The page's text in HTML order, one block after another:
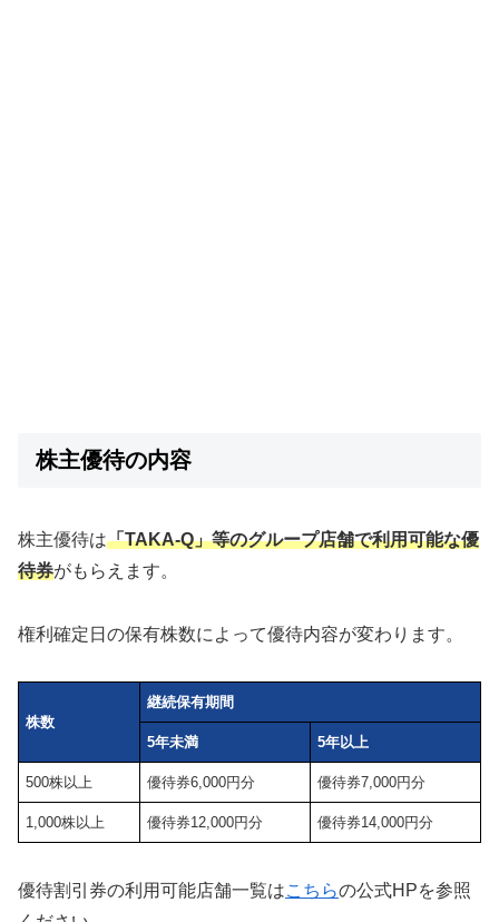
株主優待の内容
株主優待は「TAKA-Q」等のグループ店舗で利用可能な優
待券がもらえます。
権利確定日の保有株数によって優待内容が変わります。
株数
継続保有期間
5年未満 5年以上
500株以上 優待券6,000円分 優待券7,000円分
1,000株以上 優待券12,000円分 優待券14,000円分
優待割引券の利用可能店舗一覧はこちらの公式HPを参照